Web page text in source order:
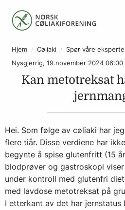
Hjem Cøliaki Spør våre
Nysgjerrig, 19.november 2024 06:00
Kan metotreksat
Hei. Som følge av cøliaki har
flere tiår. Disse verdiene har
begynte å spise glutenfritt (15
blodprøver og gastroskopi
under kontroll med glutenfri
med lavdose metotreksat på
I etterkant av det har